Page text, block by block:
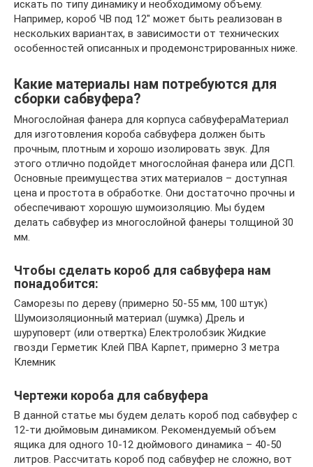
искать по типу динамику и необходимому объему.
Например, короб ЧВ под 12″ может быть реализован в
нескольких вариантах, в зависимости от технических
особенностей описанных и продемонстрированных ниже.
Какие материалы нам потребуются для
сборки сабвуфера?
Многослойная фанера для корпуса сабвуфераМатериал
для изготовления короба сабвуфера должен быть
прочным, плотным и хорошо изолировать звук. Для
этого отлично подойдет многослойная фанера или ДСП.
Основные преимущества этих материалов – доступная
цена и простота в обработке. Они достаточно прочны и
обеспечивают хорошую шумоизоляцию. Мы будем
делать сабвуфер из многослойной фанеры толщиной 30
мм.
Чтобы сделать короб для сабвуфера нам
понадобится:
Саморезы по дереву (примерно 50-55 мм, 100 штук)
Шумоизоляционный материал (шумка) Дрель и
шуруповерт (или отвертка) Електролобзик Жидкие
гвозди Герметик Клей ПВА Карпет, примерно 3 метра
Клемник
Чертежи короба для сабвуфера
В данной статье мы будем делать короб под сабвуфер с
12-ти дюймовым динамиком. Рекомендуемый объем
ящика для одного 10-12 дюймового динамика – 40-50
литров. Рассчитать короб под сабвуфер не сложно, вот